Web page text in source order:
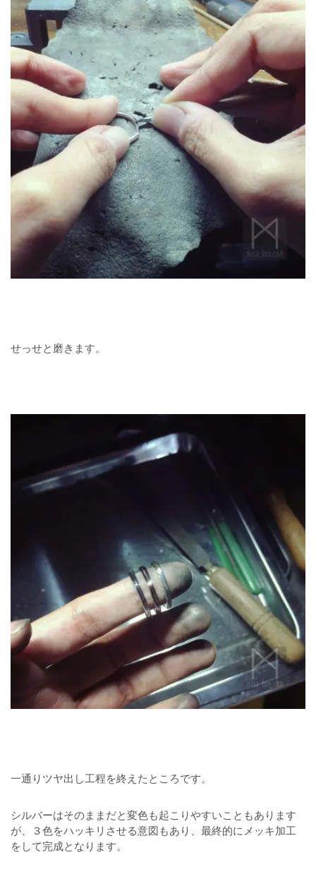
せっせと磨きます。
一通りツヤ出し工程を終えたところです。
シルバーはそのままだと変色も起こりやすいこともあります
が、３色をハッキリさせる意図もあり、最終的にメッキ加工
をして完成となります。